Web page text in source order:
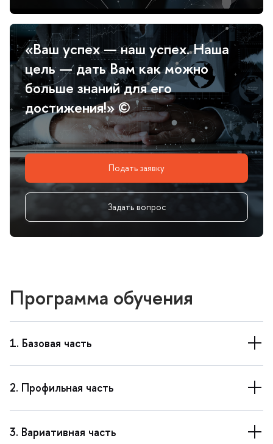
«Ваш успех — наш успех. Наша
цель — дать Вам как можно
ольше знаний для его
достижения!» ©
Подать заявку
Задать вопрос
Программа обучения
1. Базовая часть
2. Профильная часть
3. Вариативная часть